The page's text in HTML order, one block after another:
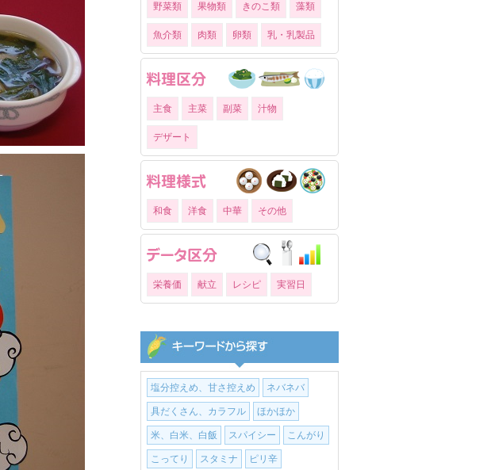
野菜類 果物類 きのこ類 藻類
魚介類 肉類 卵類 乳・乳製品
主食 主菜 副菜 汁物
デザート
和食 洋食 中華 その他
栄養価 献立 レシピ 実習日
塩分控えめ、甘さ控えめ ネバネバ
具だくさん、カラフル ほかほか
米、白米、白飯 スパイシー こんがり
こってり スタミナ ピリ辛